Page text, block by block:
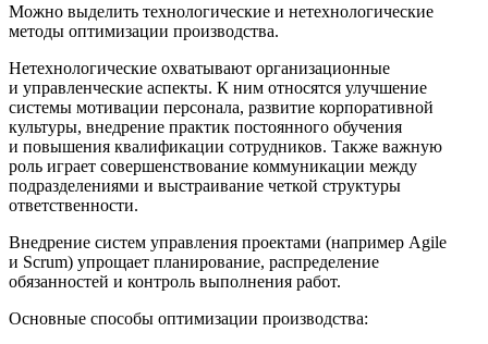
Можно выделить технологические и нетехнологические
методы оптимизации производства.
Нетехнологические охватывают организационные
и управленческие аспекты. К ним относятся улучшение
системы мотивации персонала, развитие корпоративной
культуры, внедрение практик постоянного обучения
и повышения квалификации сотрудников. Также важную
роль играет совершенствование коммуникации между
подразделениями и выстраивание четкой структуры
ответственности.
Внедрение систем управления проектами (например Agile
и Scrum) упрощает планирование, распределение
обязанностей и контроль выполнения работ.
Основные способы оптимизации производства: